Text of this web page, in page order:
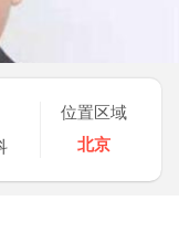
位置区域
北京